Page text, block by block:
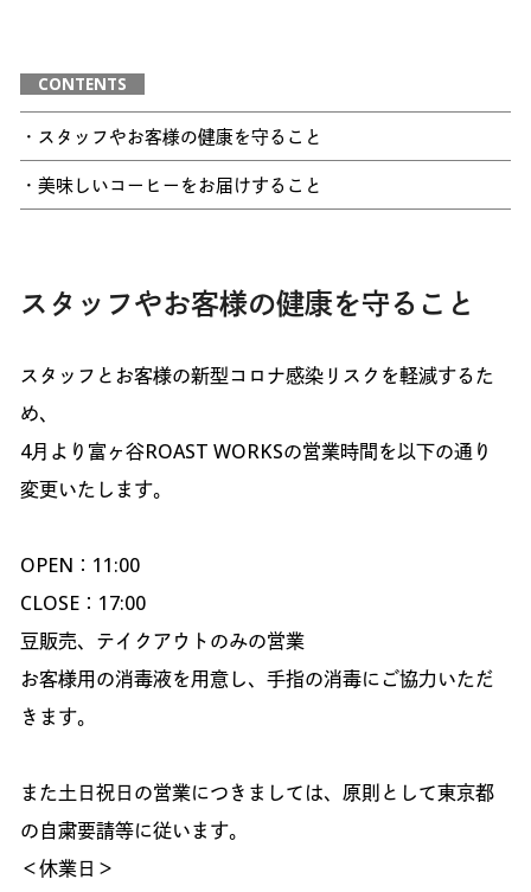
CONTENTS
・スタッフやお客様の健康を守ること
・美味しいコーヒーをお届けすること
スタッフやお客様の健康を守ること
スタッフとお客様の新型コロナ感染リスクを軽減するた
め、
4月より富ヶ谷ROAST WORKSの営業時間を以下の通り
変更いたします。
OPEN：11:00
CLOSE：17:00
豆販売、テイクアウトのみの営業
お客様用の消毒液を用意し、手指の消毒にご協力いただ
きます。
また土日祝日の営業につきましては、原則として東京都
の自粛要請等に従います。
＜休業日＞